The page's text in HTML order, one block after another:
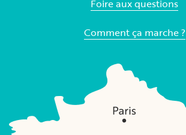
Foire aux questions
Comment ça marche ?